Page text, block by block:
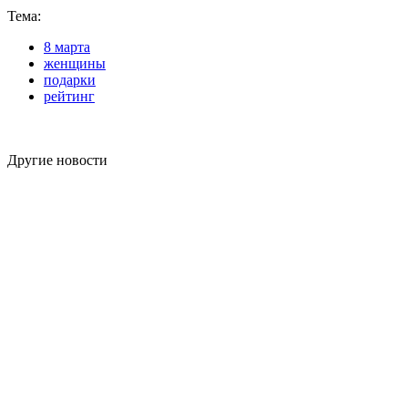
Тема:
8 марта
женщины
подарки
рейтинг
Другие новости